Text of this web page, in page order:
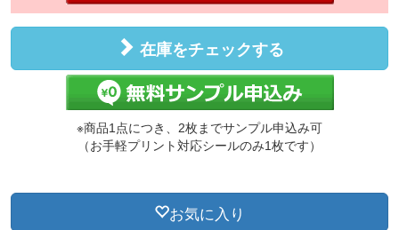
在庫をチェックする
※商品1点につき、2枚までサンプル申込み可
（お手軽プリント対応シールのみ1枚です）
お気に入り